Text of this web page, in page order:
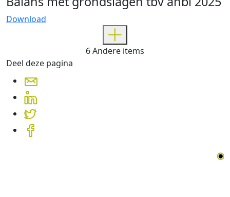
Download
Toon
6Andere items
Deel deze pagina